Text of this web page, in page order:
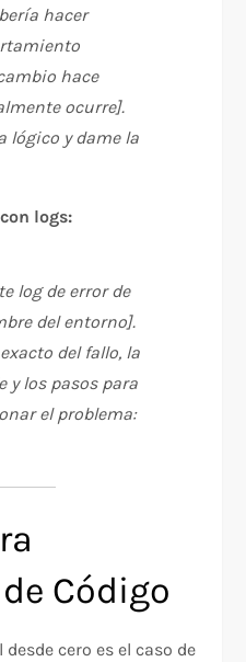
hacer
hace
ocurre].
lógico y dame la
logs:
log de error de
del entorno].
del fallo, la
y los pasos para
el problema:
Código
cero es el caso de